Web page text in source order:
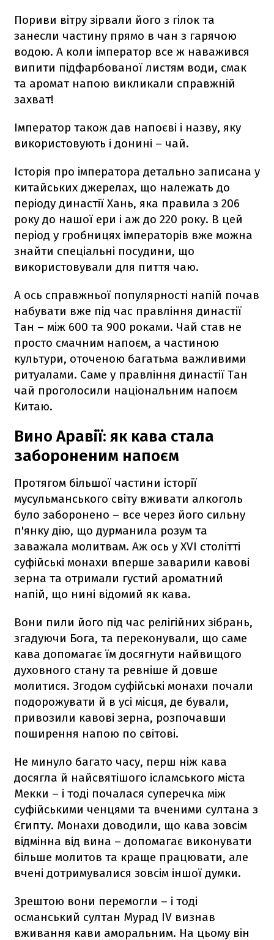
Пориви вітру зірвали його з гілок та
занесли частину прямо в чан з гарячою
водою. А коли імператор все ж наважився
випити підфарбованої листям води, смак
та аромат напою викликали справжній
захват!
Імператор також дав напоєві і назву, яку
використовують і донині – чай.
Історія про імператора детально записана у
китайських джерелах, що належать до
періоду династії Хань, яка правила з 206
року до нашої ери і аж до 220 року. В цей
період у гробницях імператорів вже можна
знайти спеціальні посудини, що
використовували для пиття чаю.
А ось справжньої популярності напій почав
набувати вже під час правління династії
Тан – між 600 та 900 роками. Чай став не
просто смачним напоєм, а частиною
культури, оточеною багатьма важливими
ритуалами. Саме у правління династії Тан
чай проголосили національним напоєм
Китаю.
Вино Аравії: як кава стала
забороненим напоєм
Протягом більшої частини історії
мусульманського світу вживати алкоголь
було заборонено – все через його сильну
п'янку дію, що дурманила розум та
заважала молитвам. Аж ось у XVI столітті
суфійські монахи вперше заварили кавові
зерна та отримали густий ароматний
напій, що нині відомий як кава.
Вони пили його під час релігійних зібрань,
згадуючи Бога, та переконували, що саме
кава допомагає їм досягнути найвищого
духовного стану та ревніше й довше
молитися. Згодом суфійські монахи почали
подорожувати й в усі місця, де бували,
привозили кавові зерна, розпочавши
поширення напою по світові.
Не минуло багато часу, перш ніж кава
досягла й найсвятішого ісламського міста
Мекки – і тоді почалася суперечка між
суфійськими ченцями та вченими султана з
Єгипту. Монахи доводили, що кава зовсім
відмінна від вина – допомагає виконувати
більше молитов та краще працювати, але
вчені дотримувалися зовсім іншої думки.
Зрештою вони перемогли – і тоді
османський султан Мурад ІV визнав
вживання кави аморальним. На цьому він